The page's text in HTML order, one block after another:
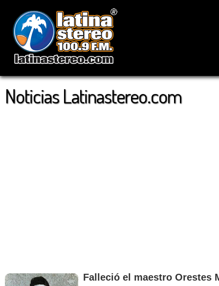
Noticias Latinastereo.com
Falleció el maestro Orestes